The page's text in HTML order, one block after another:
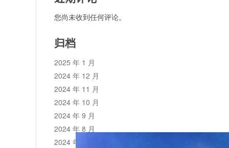
您尚未收到任何评论。
归档
2025 年 1 月
2024 年 12 月
2024 年 11 月
2024 年 10 月
2024 年 9 月
2024 年 8 月
2024 年 7 月